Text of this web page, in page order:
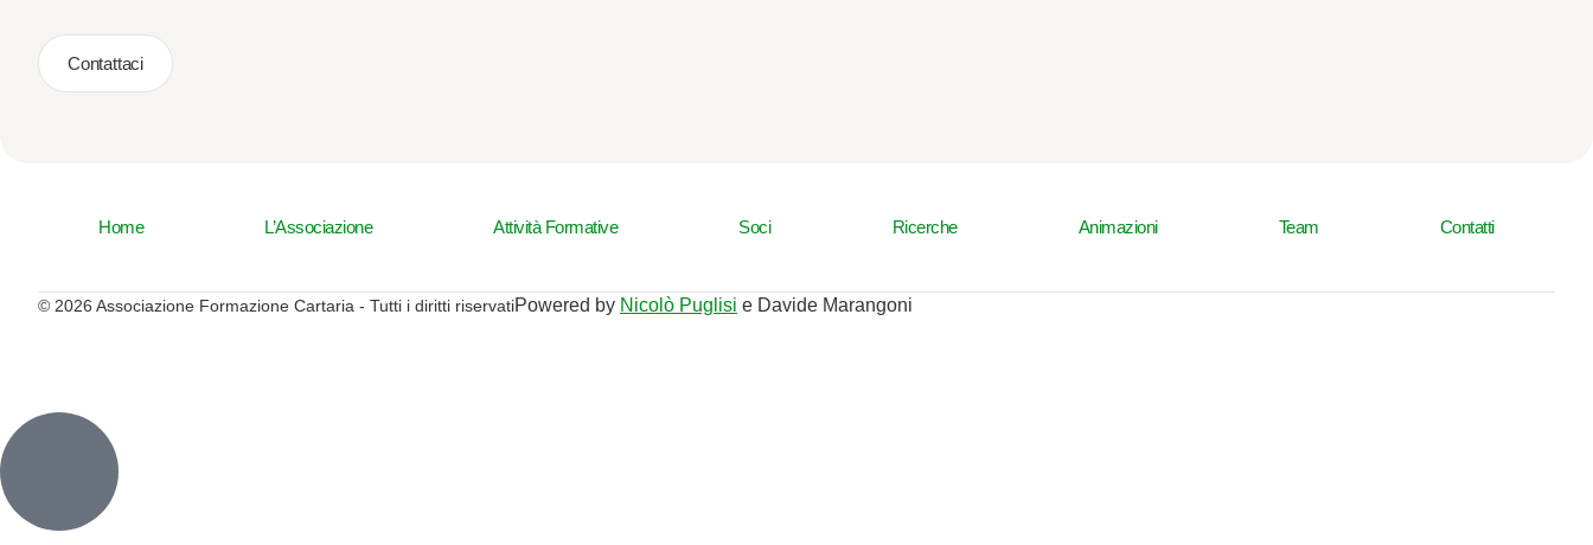
Contattaci
Home L’Associazione Attività Formative Soci Ricerche Animazioni Team Contatti
© 2026 Associazione Formazione Cartaria - Tutti i diritti riservatiPowered by Nicolò Puglisi e Davide Marangoni
Inactive